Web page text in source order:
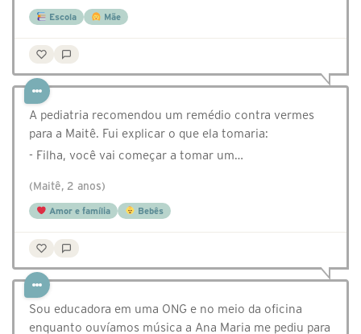
Escola Mãe
A pediatria recomendou um remédio contra vermes
para a Maitê. Fui explicar o que ela tomaria:
- Filha, você vai começar a tomar um…
(Maitê, 2 anos)
Amor e família Bebês
Sou educadora em uma ONG e no meio da oficina
enquanto ouvíamos música a Ana Maria me pediu para